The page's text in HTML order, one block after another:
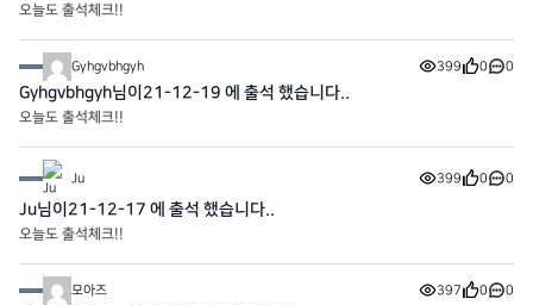
오늘도 출석체크!!
Gyhgvbhgyh 399 0 0
Gyhgvbhgyh님이21-12-19 에 출석 했습니다..
오늘도 출석체크!!
Ju 399 0 0
Ju님이21-12-17 에 출석 했습니다..
오늘도 출석체크!!
모아즈 397 0 0